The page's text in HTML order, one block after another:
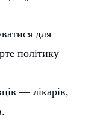
для
політику
— лікарів,